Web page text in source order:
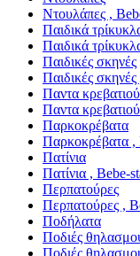
Ντουλάπες ,
Παιδικά
Παιδικά
Παιδικές σκηνές
Παιδικές
Παντα
Παντα
Παρκοκρέβατα
Παρκοκρέβατα ,
Πατίνια
Πατίνια , Bebe-
Περπατούρες
Περπατούρες ,
Ποδήλατα
Ποδιές
Ποδιές